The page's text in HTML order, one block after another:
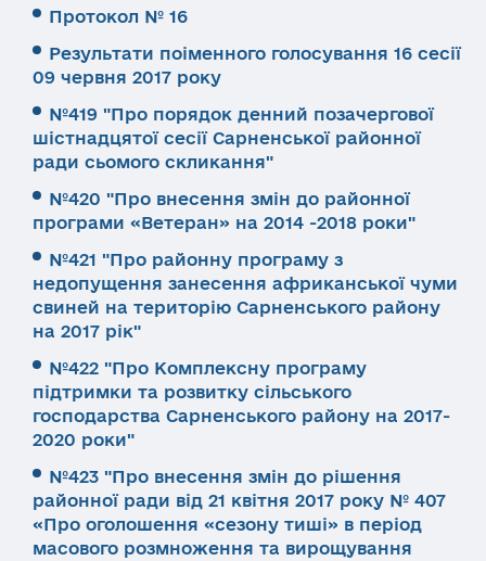
Протокол № 16
Результати поіменного голосування 16 сесії
09 червня 2017 року
№419 "Про порядок денний позачергової
шістнадцятої сесії Сарненської районної
ради сьомого скликання"
№420 "Про внесення змін до районної
програми «Ветеран» на 2014 -2018 роки"
№421 "Про районну програму з
недопущення занесення африканської чуми
свиней на територію Сарненського району
на 2017 рік"
№422 "Про Комплексну програму
підтримки та розвитку сільського
господарства Сарненського району на 2017-
2020 роки"
№423 "Про внесення змін до рішення
районної ради від 21 квітня 2017 року № 407
«Про оголошення «сезону тиші» в період
масового розмноження та вирощування